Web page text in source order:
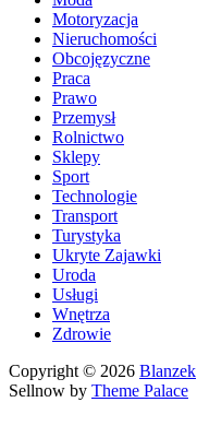
Motoryzacja
Nieruchomości
Obcojęzyczne
Praca
Prawo
Przemysł
Rolnictwo
Sklepy
Sport
Technologie
Transport
Turystyka
Ukryte Zajawki
Uroda
Usługi
Wnętrza
Zdrowie
Copyright © 2026 Blanzek
Sellnow by Theme Palace